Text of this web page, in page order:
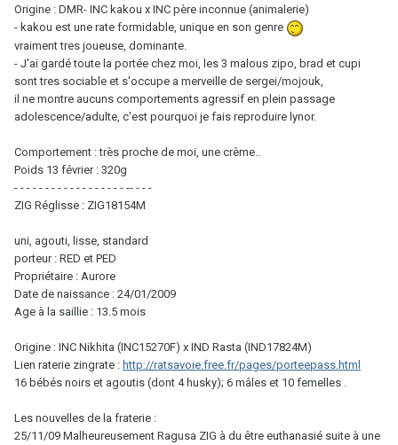
Origine : DMR- INC kakou x INC père inconnue (animalerie)
- kakou est une rate formidable, unique en son genre
vraiment tres joueuse, dominante.
- J'ai gardé toute la portée chez moi, les 3 malous zipo, brad et cupi
sont tres sociable et s'occupe a merveille de sergei/mojouk,
il ne montre aucuns comportements agressif en plein passage
adolescence/adulte, c'est pourquoi je fais reproduire lynor.
Comportement : très proche de moi, une crème..
Poids 13 février : 320g
- - - - - - - - - - - - - - - - - - -- - - -
ZIG Réglisse : ZIG18154M
uni, agouti, lisse, standard
porteur : RED et PED
Propriétaire : Aurore
Date de naissance : 24/01/2009
Age à la saillie : 13.5 mois
Origine : INC Nikhita (INC15270F) x IND Rasta (IND17824M)
Lien raterie zingrate : http://ratsavoie.free.fr/pages/porteepass.html
16 bébés noirs et agoutis (dont 4 husky); 6 mâles et 10 femelles .
Les nouvelles de la fraterie :
25/11/09 Malheureusement Ragusa ZIG à du être euthanasié suite à une